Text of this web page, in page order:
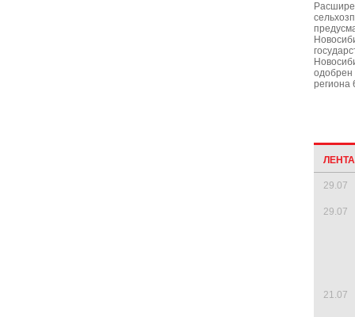
одобрен
региона
29.07
29.07
21.07